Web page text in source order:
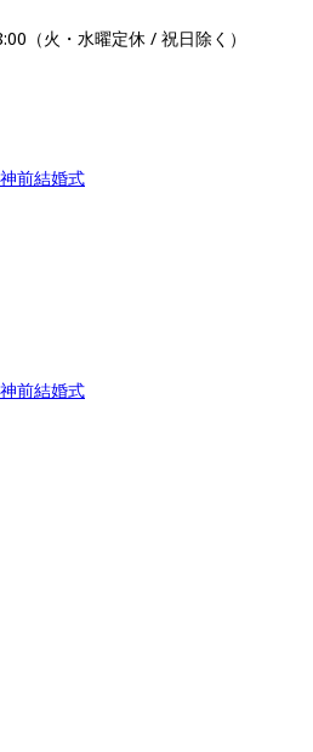
（火・水曜定休 / 祝日除く）
前結婚式
前結婚式